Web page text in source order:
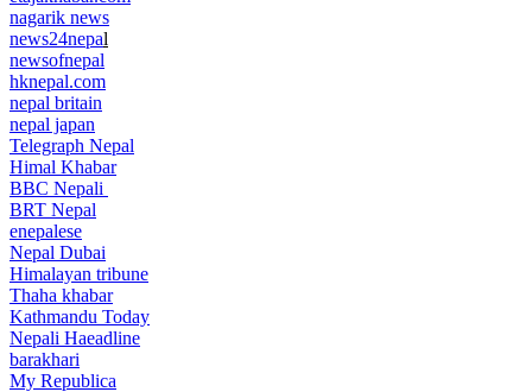
nagarik news
news24nepal
newsofnepal
hknepal.com
nepal britain
nepal japan
Telegraph Nepal
Himal Khabar
BBC Nepali
BRT Nepal
enepalese
Nepal Dubai
Himalayan tribune
Thaha khabar
Kathmandu Today
Nepali Haeadline
barakhari
My Republica